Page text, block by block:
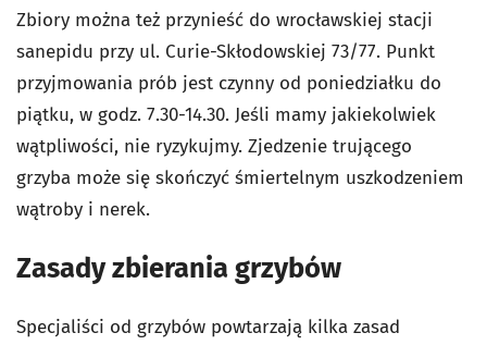
Zbiory można też przynieść do wrocławskiej stacji
sanepidu przy ul. Curie-Skłodowskiej 73/77. Punkt
przyjmowania prób jest czynny od poniedziałku do
piątku, w godz. 7.30-14.30. Jeśli mamy jakiekolwiek
wątpliwości, nie ryzykujmy. Zjedzenie trującego
grzyba może się skończyć śmiertelnym uszkodzeniem
wątroby i nerek.
Zasady zbierania grzybów
Specjaliści od grzybów powtarzają kilka zasad